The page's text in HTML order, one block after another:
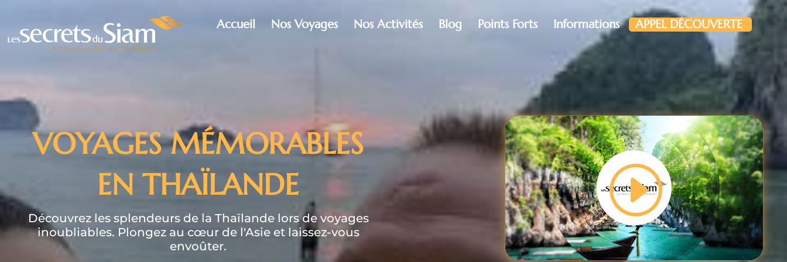
Accueil Nos Voyages Nos Activités Blog Points Forts Informations APPEL DÉCOUVERTE
VOYAGES MÉMORABLES
EN THAÏLANDE
Découvrez les splendeurs de la Thaïlande lors de voyages
inoubliables. Plongez au cœur de l'Asie et laissez-vous
envoûter.